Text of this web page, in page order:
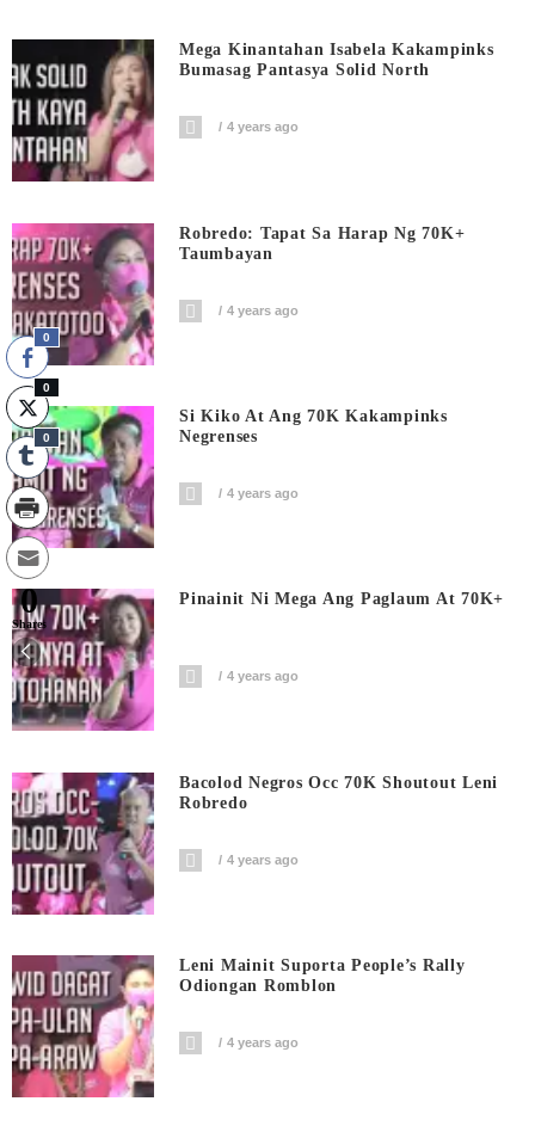
Mega Kinantahan Isabela Kakampinks
Bumasag Pantasya Solid North
4 years ago
Robredo: Tapat Sa Harap Ng 70K+
Taumbayan
4 years ago
Si Kiko At Ang 70K Kakampinks
Negrenses
4 years ago
Pinainit Ni Mega Ang Paglaum At 70K+
4 years ago
Bacolod Negros Occ 70K Shoutout Leni
Robredo
4 years ago
Leni Mainit Suporta People’s Rally
Odiongan Romblon
4 years ago
0
0
0
0
Shares